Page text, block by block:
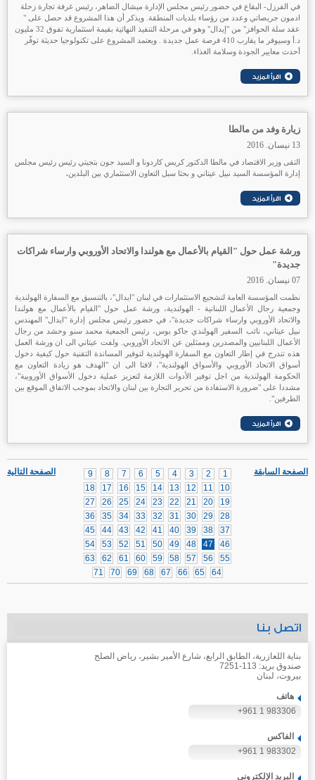
في الفرزل- البقاع في حضور رئيس مجلس الإدارة ميشال الضاهر، رئيس غرفة تجارة زحلة
ادمون جريصاتي وعدد من رؤساء بلديات المنطقة. ويذكر أن هذا المشروع قد حصل على "
عقد سلة الحوافز" من "إيدال" وهو في مرحلة التنفيذ النهائية بقيمة استثمارية تفوق 32 مليون
د.أ وسيوفر ما يقارب 410 فرصة عمل جديدة . ويعتمد المشروع على تكنولوجيا حديثة توفّر
أحدث معايير الجودة وسلامة الغذاء.
زيارة وفد من مالطا
13 نيسان. 2016
التقى وزير الاقتصاد في مالطا الدكتور كريس كاردونا و السيد جون بتجيتي رئيس رئيس مجلس
إدارة المؤسسة السيد نبيل عيتاني و بحثا سبل التعاون الاستثماري بين البلدين.
ورشة عمل حول "القيام بالأعمال مع هولندا والاتحاد الأوروبي وارساء شراكات
جديدة"
07 نيسان. 2016
نظمت المؤسسة العامة لتشجيع الاستثمارات في لبنان "ايدال"، بالتنسيق مع السفارة الهولندية
وجمعية رجال الأعمال اللبنانية - الهولندية، ورشة عمل حول "القيام بالأعمال مع هولندا
والاتحاد الأوروبي وارساء شراكات جديدة"، في حضور رئيس مجلس إدارة "ايدال" المهندس
نبيل عيتاني، نائب السفير الهولندي جاكو بوس، رئيس الجمعية محمد سنو وحشد من رجال
الأعمال اللبنانيين والمصدرين وممثلين عن الاتحاد الأوروبي. ولفت عيتاني الى ان ورشة العمل
هذه تندرج في إطار التعاون مع السفارة الهولندية لتوفير المساندة التقنية حول كيفية دخول
أسواق الاتحاد الأوروبي والأسواق الهولندية"، لافتا الى ان "الهدف هو زيادة التعاون مع
الحكومة الهولندية من اجل توفير الأدوات اللازمة لتعزيز عملية دخول الأسواق الأوروبية"،
مشددا على "ضرورة الاستفادة من تحرير التجارة بين لبنان والاتحاد بموجب الاتفاق الموقع بين
الطرفين".
الصفحة التالية 1
2
3
4
5
6
7
8
9
10
11
12
13
14
15
16
17
18
19
20
21
22
23
24
25
26
27
28
29
30
31
32
33
34
35
36
37
38
39
40
41
42
43
44
45
46
47
48
49
50
51
52
53
54
55
56
57
58
59
60
61
62
63
64
65
66
67
68
69
70
71
الصفحة السابقة
اتصل بنا
بناية اللعازرية، الطابق الرابع، شارع الأمير بشير، رياض الصلح
صندوق بريد: 113-7251
بيروت، لبنان
هاتف
+961 1 983306
الفاكس
+961 1 983302
البريد الإلكتروني